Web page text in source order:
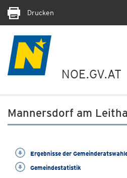
Drucken
NOE.GV.AT
Mannersdorf am
Ergebnisse der
Gemeindestatistik